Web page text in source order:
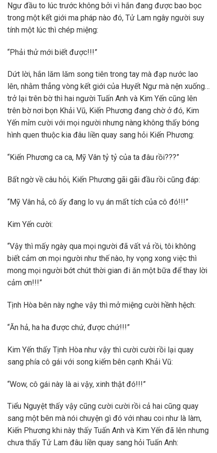
Ngư đầu to lúc trước không bởi vì hắn đang được bao bọc
trong một kết giới ma pháp nào đó, Tử Lam ngây người suy
tính một lúc thì chép miệng:
“Phải thử mới biết được!!!”
Dứt lời, hắn lăm lăm song tiên trong tay mà đạp nước lao
lên, nhằm thẳng vòng kết giới của Huyết Ngư mà nện xuống…
trở lại trên bờ thì hai người Tuấn Anh và Kim Yến cũng lên
trên bờ nơi bọn Khải Vũ, Kiến Phương đang chờ ở đó, Kim
Yến mỉm cười với mọi người nhưng nàng không thấy bóng
hình quen thuộc kia đâu liền quay sang hỏi Kiến Phương:
“Kiến Phương ca ca, Mỹ Vân tỷ tỷ của ta đâu rồi???”
Bất ngờ về câu hỏi, Kiến Phương gãi gãi đầu rồi cũng đáp:
“Mỹ Vân hả, cô ấy đang lo vụ án mất tích của cô đó!!!”
Kim Yến cười:
“Vậy thì mấy ngày qua mọi người đã vất vả rồi, tôi không
biết cảm ơn mọi người như thế nào, hy vọng xong việc thì
mong mọi người bớt chút thời gian đi ăn một bữa để thay lời
cảm ơn!!!”
Tịnh Hòa bên này nghe vậy thì mở miệng cười hềnh hệch:
“Ăn hả, ha ha được chứ, được chứ!!!”
Kim Yến thấy Tịnh Hòa như vậy thì cười cười rồi lại quay
sang phía cô gái với song kiếm bên cạnh Khải Vũ:
“Wow, cô gái này là ai vậy, xinh thật đó!!!”
Tiểu Nguyệt thấy vậy cũng cười cười rồi cả hai cũng quay
sang một bên mà nói chuyện gì đó với nhau coi như là làm,
Kiến Phương khi này thấy Tuấn Anh và Kim Yến đã lên nhưng
chưa thấy Tử Lam đâu liền quay sang hỏi Tuấn Anh: